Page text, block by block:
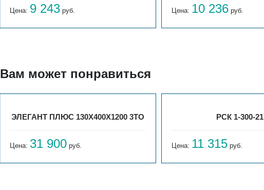
Цена: 9 243 руб. Цена: 10 236 руб.
Вам может понравиться
ЭЛЕГАНТ ПЛЮС 130X400X1200 3ТО
Цена: 31 900 руб.
РСК 1-300-21
Цена: 11 315 руб.